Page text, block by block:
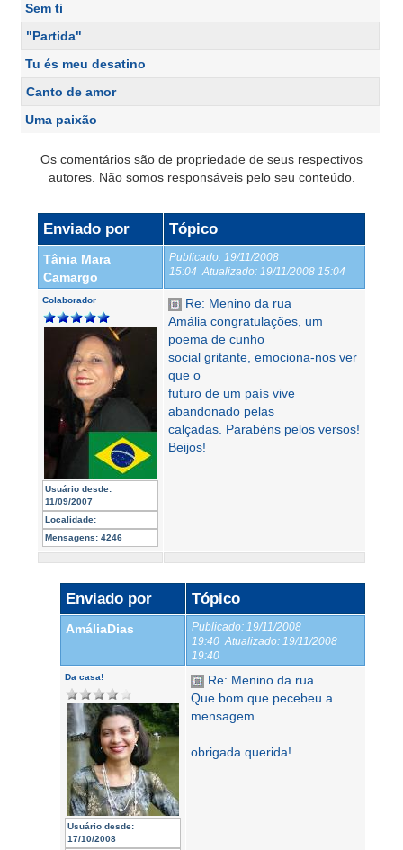
Sem ti
"Partida"
Tu és meu desatino
Canto de amor
Uma paixão
Os comentários são de propriedade de seus respectivos
autores. Não somos responsáveis pelo seu conteúdo.
Enviado por Tópico
Tânia Mara
Camargo
Publicado: 19/11/2008
15:04 Atualizado: 19/11/2008 15:04
Colaborador
Usuário desde:
11/09/2007
Localidade:
Mensagens: 4246
Re: Menino da rua
Amália congratulações, um
poema de cunho
social gritante, emociona-nos ver
que o
futuro de um país vive
abandonado pelas
calçadas. Parabéns pelos versos!
Beijos!
Enviado por Tópico
AmáliaDias Publicado: 19/11/2008
19:40 Atualizado: 19/11/2008
19:40
Da casa!
Usuário desde:
17/10/2008
Re: Menino da rua
Que bom que pecebeu a
mensagem
obrigada querida!